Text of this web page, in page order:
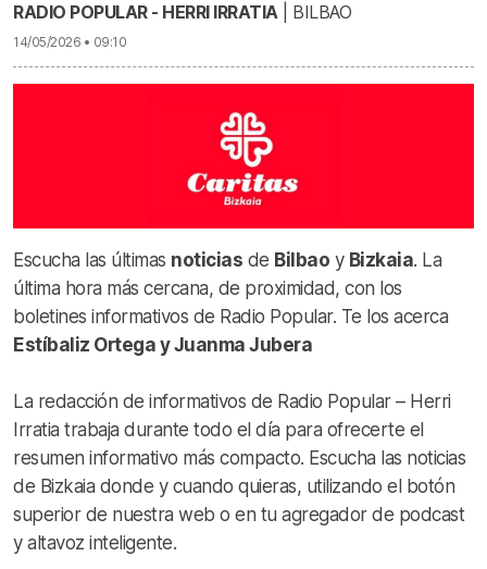
RADIO POPULAR - HERRI IRRATIA| BILBAO
14/05/2026 • 09:10
Escucha las últimas noticias de Bilbao y Bizkaia. La
última hora más cercana, de proximidad, con los
boletines informativos de Radio Popular. Te los acerca
Estíbaliz Ortega y Juanma Jubera
La redacción de informativos de Radio Popular – Herri
Irratia trabaja durante todo el día para ofrecerte el
resumen informativo más compacto. Escucha las noticias
de Bizkaia donde y cuando quieras, utilizando el botón
superior de nuestra web o en tu agregador de podcast
y altavoz inteligente.